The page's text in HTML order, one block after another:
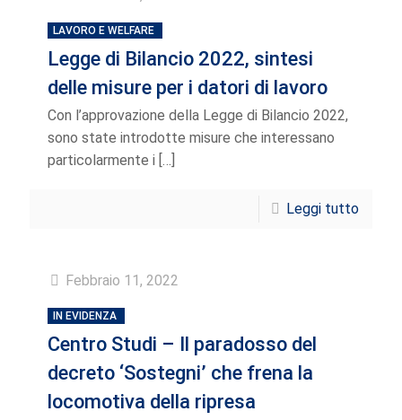
LAVORO E WELFARE
Legge di Bilancio 2022, sintesi
delle misure per i datori di lavoro
Con l’approvazione della Legge di Bilancio 2022,
sono state introdotte misure che interessano
particolarmente i […]
Leggi tutto
Febbraio 11, 2022
IN EVIDENZA
Centro Studi – Il paradosso del
decreto ‘Sostegni’ che frena la
locomotiva della ripresa